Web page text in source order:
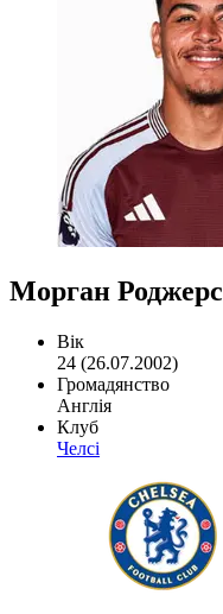
Морган Роджерс
Вік
24 (26.07.2002)
Громадянство
Англія
Клуб
Челсі